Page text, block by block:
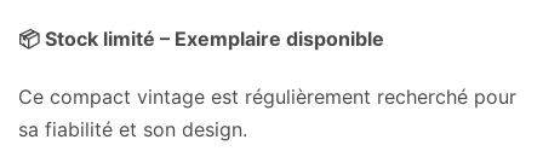
📦 Stock limité – Exemplaire disponible
Ce compact vintage est régulièrement recherché pour
sa fiabilité et son design.